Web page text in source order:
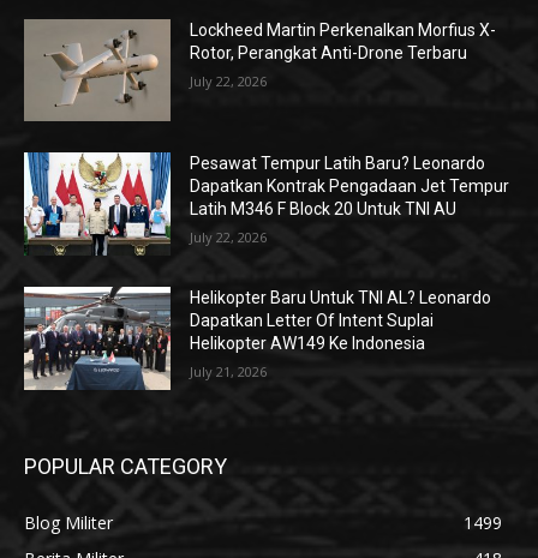
Lockheed Martin Perkenalkan Morfius X-
Rotor, Perangkat Anti-Drone Terbaru
July 22, 2026
Pesawat Tempur Latih Baru? Leonardo
Dapatkan Kontrak Pengadaan Jet Tempur
Latih M346 F Block 20 Untuk TNI AU
July 22, 2026
Helikopter Baru Untuk TNI AL? Leonardo
Dapatkan Letter Of Intent Suplai
Helikopter AW149 Ke Indonesia
July 21, 2026
POPULAR CATEGORY
Blog Militer
1499